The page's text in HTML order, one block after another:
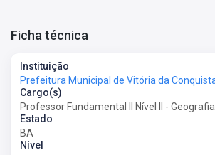
Ficha técnica
Instituição
Cargo(s)
Professor Fundamental II Nível II - Geografia
Estado
BA
Nível